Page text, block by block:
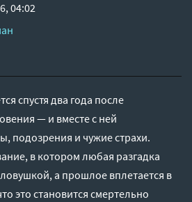
04:02
спустя два года после
— и вместе с ней
подозрения и чужие страхи.
в котором любая разгадка
а прошлое вплетается в
это становится смертельно